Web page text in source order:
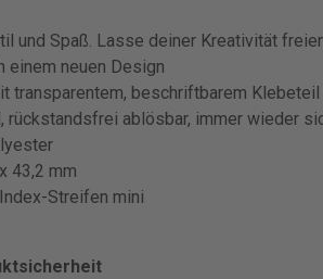
und Spaß. Lasse deiner Kreativität
einem neuen Design
transparentem, beschriftbarem Klebeteil
rückstandsfrei ablösbar, immer wieder
43,2 mm
Streifen mini